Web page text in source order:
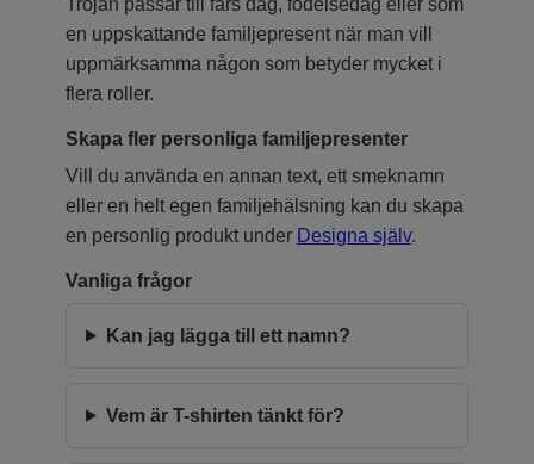
en uppskattande familjepresent när man vill
uppmärksamma någon som betyder mycket i
flera roller.
Skapa fler personliga familjepresenter
Vill du använda en annan text, ett smeknamn
eller en helt egen familjehälsning kan du skapa
en personlig produkt under Designa själv.
Vanliga frågor
Kan jag lägga till ett namn?
Vem är T-shirten tänkt för?